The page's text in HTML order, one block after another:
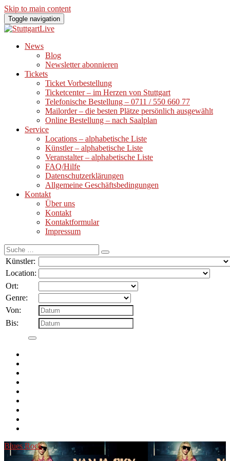
Skip to main content
Toggle navigation
News
Blog
Newsletter abonnieren
Tickets
Ticket Vorbestellung
Ticketcenter – im Herzen von Stuttgart
Telefonische Bestellung – 0711 / 550 660 77
Mailorder – die besten Plätze persönlich ausgewählt
Online Bestellung – nach Saalplan
Service
Locations – alphabetische Liste
Künstler – alphabetische Liste
Veranstalter – alphabetische Liste
FAQ/Hilfe
Datenschutzerklärungen
Allgemeine Geschäftsbedingungen
Kontakt
Über uns
Kontakt
Kontaktformular
Impressum
Suche
nach:
Künstler:
Location:
Ort:
Genre:
Von:
Bis:
Blues Rock